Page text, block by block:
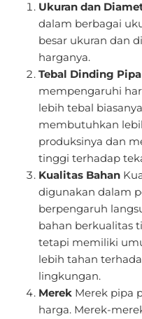
Ukuran dan
dalam berbagai
besar ukuran dan
harganya.
Tebal Dinding Pipa
mempengaruhi
lebih tebal
membutuhkan
produksinya dan
tinggi terhadap
Kualitas Bahan
digunakan dalam
berpengaruh
bahan berkualitas
tetapi memiliki
lebih tahan
lingkungan.
Merek Merek pipa
harga. Merek-